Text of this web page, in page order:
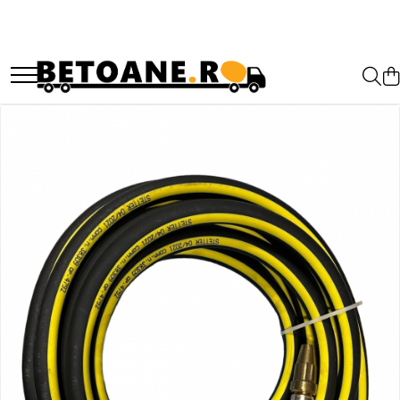
PIESE AUTOBETONIERE
AUTOBETONIERE STETTER
AUTOBETONIERE INTERMIX
AUTOBETONIERE PUTZMEISTER